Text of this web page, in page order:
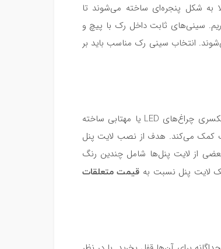
شکل پنجره‌ای ساخته می‌شوند تا
سینی‌های ثابت داخل رک با پیچ و
انتخاب سینی رک مناسب باید بر
غیرضروری ولی کاربردی لایت پنل‌ها هستند. این قطعه از یکسری چراغ‌های LED یا مهتابی ساخته
کمک می‌کند. هدف از نصب لایت پنل
از لایت‌ پنل‌ها شامل چندین رنگ
لایت پنل نسبت به قیمت متعلقات